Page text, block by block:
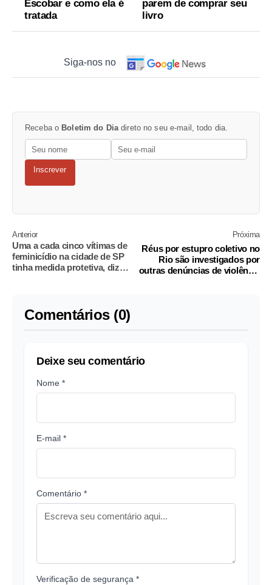
Escobar e como ela é
tratada
parem de comprar seu
livro
Siga-nos no
Receba o Boletim do Dia direto no seu e-mail, todo dia.
Inscrever
Anterior
Uma a cada cinco vítimas de
feminicídio na cidade de SP
tinha medida protetiva, diz
Próxima
Réus por estupro coletivo no
Rio são investigados por
outras denúncias de violência
Comentários (0)
Deixe seu comentário
Nome *
E-mail *
Comentário *
Verificação de segurança *